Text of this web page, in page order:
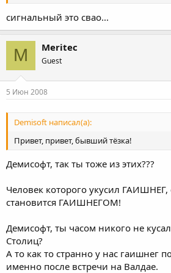
сигнальный это свао...
M Meritec
Guest
5 Июн 2008
Demisoft написал(а):
Привет, привет, бывший тёзка!
Демисофт, так ты тоже из этих???
Человек которого укусил ГАИШНЕГ,
становится ГАИШНЕГОМ!
Демисофт, ты часом никого не
Столиц?
А то как то странно у нас гаишнег
именно после встречи на Валдае.